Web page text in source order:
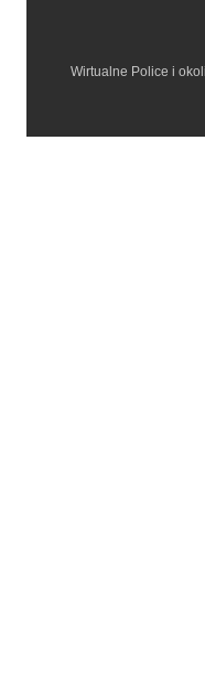
Wirtualne Police i